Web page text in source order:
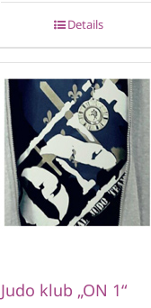
Details
Judo klub „ON 1“